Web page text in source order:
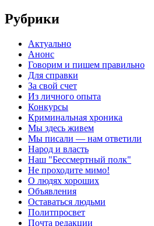
Рубрики
Актуально
Анонс
Говорим и пишем правильно
Для справки
За свой счет
Из личного опыта
Конкурсы
Криминальная хроника
Мы здесь живем
Мы писали — нам ответили
Народ и власть
Наш "Бессмертный полк"
Не проходите мимо!
О людях хороших
Объявления
Оставаться людьми
Политпросвет
Почта редакции